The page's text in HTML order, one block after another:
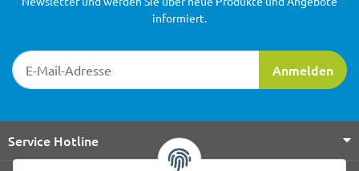
Newsletter-Registrierung
Anmelden
informiert.
Service Hotline